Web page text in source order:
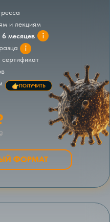
и лекциям
6 месяцев
сертификат
ФОРМАТ
ПОЛУЧИТЬ